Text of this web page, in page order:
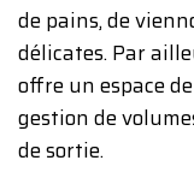
de pains, de
délicates. Par
offre un espace
gestion de
de sortie.